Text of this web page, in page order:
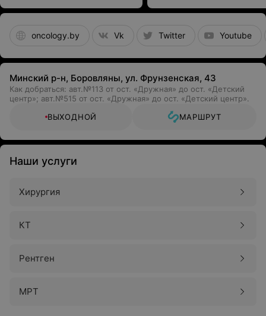
oncology.by Vk Twitter Youtube
Минский р-н, Боровляны, ул. Фрунзенская, 43
Как добраться: авт.№113 от ост. «Дружная» до ост. «Детский
центр»; авт.№515 от ост. «Дружная» до ост. «Детский центр».
ВЫХОДНОЙ
МАРШРУТ
Наши услуги
Хирургия
КТ
Рентген
МРТ